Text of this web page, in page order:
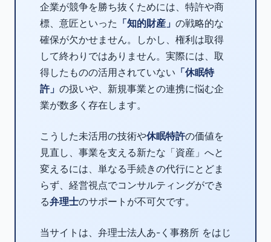
企業が競争を勝ち抜くためには、特許や商
標、意匠といった 「知的財産」 の戦略的な
確保が欠かせません。しかし、権利は取得
して終わりではありません。実際には、取
得したものの活用されていない 「休眠特
許」 の扱いや、新規事業との連携に悩む企
業が数多く存在します。
こうした未活用の技術や休眠特許の価値を
見直し、事業を支える新たな「資産」へと
変えるには、単なる手続きの代行にとどま
らず、経営視点でコンサルティングができ
る弁理士のサポートが不可欠です。
当サイトは、弁理士法人あ-く事務所 をはじ